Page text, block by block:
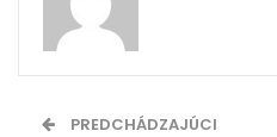
PREDCHÁDZAJÚCI